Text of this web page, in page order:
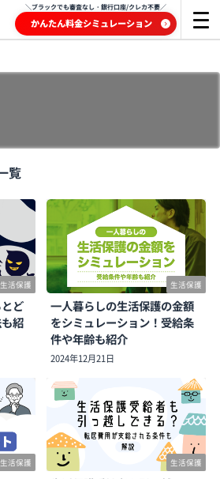
＼ブラックでも審査なし・銀行口座/クレカ不要／
かんたん料金シミュレーション
覧
生活保護
ど
紹
生活保護
一人暮らしの生活保護の金額
をシミュレーション！受給条
件や年齢も紹介
2024年12月21日
生活保護 生活保護